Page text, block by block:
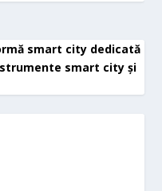
smart city dedicată
smart city și